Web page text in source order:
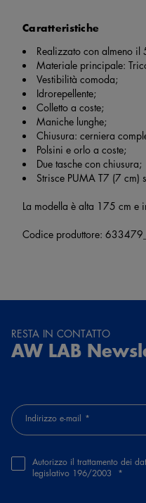
Caratteristiche
Realizzato con almeno
Materiale principale:
Vestibilità comoda;
Idrorepellente;
Colletto a coste;
Maniche lunghe;
Chiusura: cerniera
Polsini e orlo a coste;
Due tasche con chiusura;
Strisce PUMA T7 (7 cm)
La modella è alta 175 cm e
Codice produttore:
RESTA IN CONTATTO
AW LAB
Indirizzo e-mail
Autorizzo il trattamento dei
legislativo 196/2003